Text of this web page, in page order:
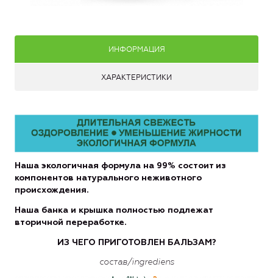
ИНФОРМАЦИЯ
ХАРАКТЕРИСТИКИ
Наша экологичная формула на 99% состоит из
компонентов натурального неживотного
происхождения.
Наша банка и крышка полностью подлежат
вторичной переработке.
ИЗ ЧЕГО ПРИГОТОВЛЕН БАЛЬЗАМ?
состав/ingrediens